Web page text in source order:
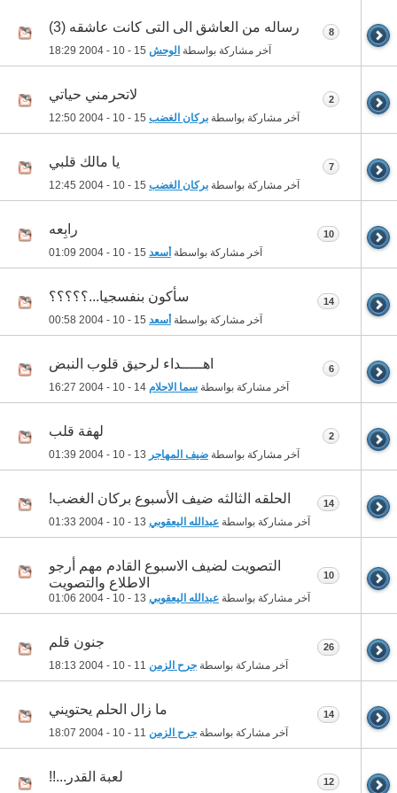
رساله من العاشق الى التى كانت عاشقه (3)
آخر مشاركة بواسطة الوحش 18:29
8
لاتحرمني حياتي
آخر مشاركة بواسطة بركان الغضب 12:50
2
يا مالك قلبي
آخر مشاركة بواسطة بركان الغضب 12:45
7
رابِعه
آخر مشاركة بواسطة أسعد 01:09
10
سأكون بنفسجيا...؟؟؟؟؟
آخر مشاركة بواسطة أسعد 00:58
14
اهـــــداء لرحيق قلوب النبض
آخر مشاركة بواسطة سما الاحلام 16:27
6
لهفة قلب
آخر مشاركة بواسطة ضيف المهاجر 01:39
2
الحلقه الثالثه ضيف الأسبوع بركان الغضب!
آخر مشاركة بواسطة عبدالله اليعقوبي 01:33
14
التصويت لضيف الاسبوع القادم مهم أرجو
الاطلاع والتصويت
آخر مشاركة بواسطة عبدالله اليعقوبي 01:06
10
جنون قلم
آخر مشاركة بواسطة جرح الزمن 18:13
26
ما زال الحلم يحتويني
آخر مشاركة بواسطة جرح الزمن 18:07
14
لعبة القدر...!! 12